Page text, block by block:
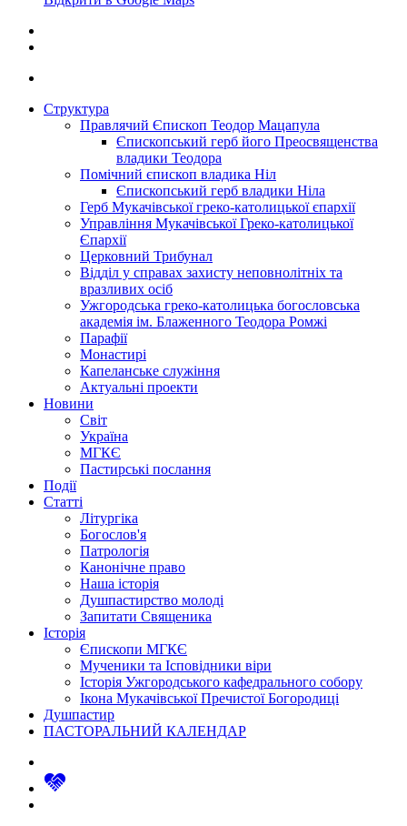
Структура
Правлячий Єпископ Теодор Мацапула
Єпископський герб його Преосвященства
владики Теодора
Помічний єпископ владика Ніл
Єпископський герб владики Ніла
Герб Мукачівської греко-католицької єпархії
Управління Мукачівської Греко-католицької
Єпархії
Церковний Трибунал
Відділ у справах захисту неповнолітніх та
вразливих осіб
Ужгородська греко-католицька богословська
академія ім. Блаженного Теодора Ромжі
Парафії
Монастирі
Капеланське служіння
Актуальні проекти
Новини
Світ
Україна
МГКЄ
Пастирські послання
Події
Статті
Літургіка
Богослов'я
Патрологія
Канонічне право
Наша історія
Душпастирство молоді
Запитати Священика
Історія
Єпископи МГКЄ
Мученики та Ісповідники віри
Історія Ужгородського кафедрального собору
Ікона Мукачівської Пречистої Богородиці
Душпастир
ПАСТОРАЛЬНИЙ КАЛЕНДАР